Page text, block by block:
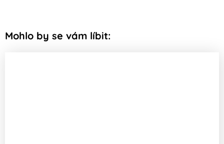
Mohlo by se vám líbit: